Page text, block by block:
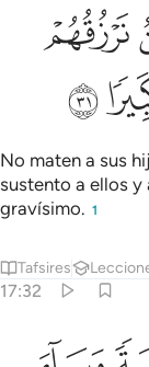
قتلهم كان خطيا
وَإِيَّاكُمْ ۚ إِنَّ
ﱱ
ﱹ
No maten a sus
sustento a ellos y
gravísimo. 1
Tafsires
17:32